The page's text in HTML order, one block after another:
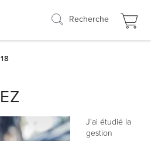
Recherche
J'ai étudié la
gestion